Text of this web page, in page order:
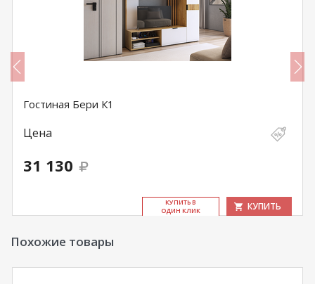
Гостиная Бери К1
Цена
31 130
КУ­ПИТЬ В
ОДИН КЛИК
КУПИТЬ
Похожие товары